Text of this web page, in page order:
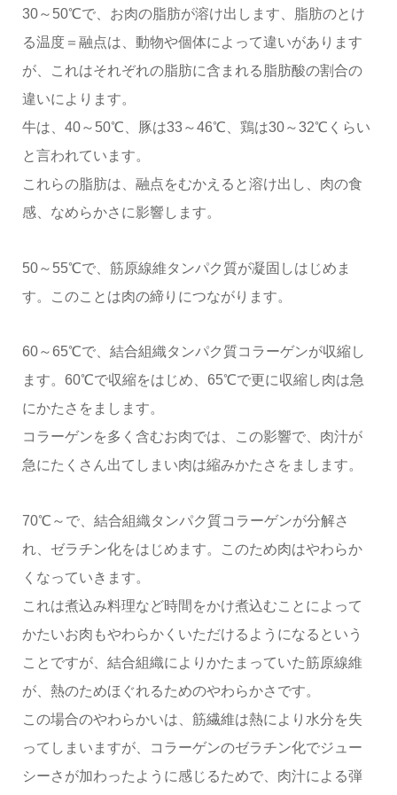
30～50℃で、お肉の脂肪が溶け出します、脂肪のとけ
る温度＝融点は、動物や個体によって違いがあります
が、これはそれぞれの脂肪に含まれる脂肪酸の割合の
違いによります。
牛は、40～50℃、豚は33～46℃、鶏は30～32℃くらい
と言われています。
これらの脂肪は、融点をむかえると溶け出し、肉の食
感、なめらかさに影響します。
50～55℃で、筋原線維タンパク質が凝固しはじめま
す。このことは肉の締りにつながります。
60～65℃で、結合組織タンパク質コラーゲンが収縮し
ます。60℃で収縮をはじめ、65℃で更に収縮し肉は急
にかたさをまします。
コラーゲンを多く含むお肉では、この影響で、肉汁が
急にたくさん出てしまい肉は縮みかたさをまします。
70℃～で、結合組織タンパク質コラーゲンが分解さ
れ、ゼラチン化をはじめます。このため肉はやわらか
くなっていきます。
これは煮込み料理など時間をかけ煮込むことによって
かたいお肉もやわらかくいただけるようになるという
ことですが、結合組織によりかたまっていた筋原線維
が、熱のためほぐれるためのやわらかさです。
この場合のやわらかいは、筋繊維は熱により水分を失
ってしまいますが、コラーゲンのゼラチン化でジュー
シーさが加わったように感じるためで、肉汁による弾